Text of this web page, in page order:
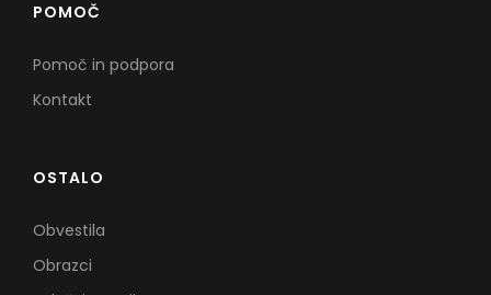
POMOČ
Pomoč in podpora
Kontakt
OSTALO
Obvestila
Obrazci